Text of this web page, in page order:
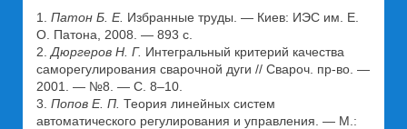
1. Патон Б. Е. Избранные труды. — Киев: ИЭС им. Е.
О. Патона, 2008. — 893 с.
2. Дюргеров Н. Г. Интегральный критерий качества
саморегулирования сварочной дуги // Свароч. пр-во. —
2001. — №8. — С. 8–10.
3. Попов Е. П. Теория линейных систем
автоматического регулирования и управления. — М.: